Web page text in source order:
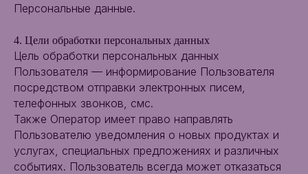
Персональные данные.
4. Цели обработки персональных данных
Цель обработки персональных данных
Пользователя — информирование Пользователя
посредством отправки электронных писем,
телефонных звонков, смс.
Также Оператор имеет право направлять
Пользователю уведомления о новых продуктах и
услугах, специальных предложениях и различных
событиях. Пользователь всегда может отказаться